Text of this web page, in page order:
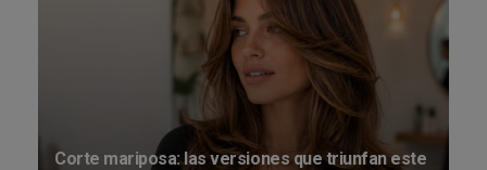
Corte mariposa: las versiones que triunfan este